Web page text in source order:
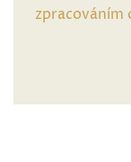
zpracováním